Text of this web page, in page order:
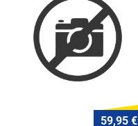
59,95 €